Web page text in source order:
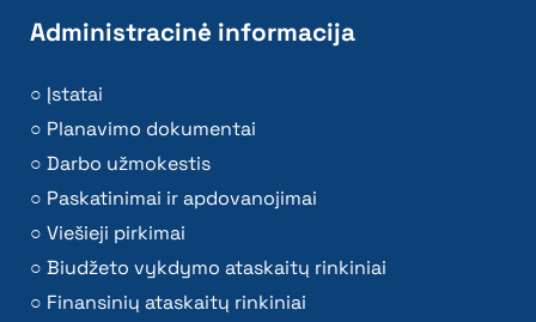
Administracinė informacija
Įstatai
Planavimo dokumentai
Darbo užmokestis
Paskatinimai ir apdovanojimai
Viešieji pirkimai
Biudžeto vykdymo ataskaitų rinkiniai
Finansinių ataskaitų rinkiniai